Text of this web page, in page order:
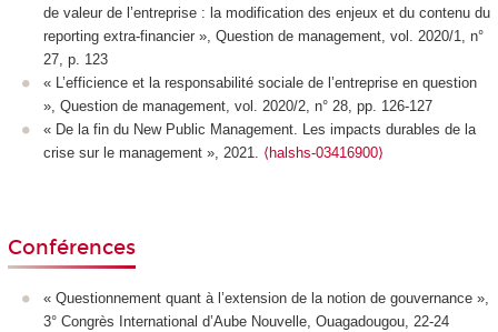
de valeur de l’entreprise : la modification des enjeux et du contenu du
reporting extra-financier », Question de management, vol. 2020/1, n°
27, p. 123
« L’efficience et la responsabilité sociale de l’entreprise en question
», Question de management, vol. 2020/2, n° 28, pp. 126-127
« De la fin du New Public Management. Les impacts durables de la
crise sur le management », 2021. ⟨halshs-03416900⟩
Conférences
« Questionnement quant à l’extension de la notion de gouvernance »,
3° Congrès International d’Aube Nouvelle, Ouagadougou, 22-24